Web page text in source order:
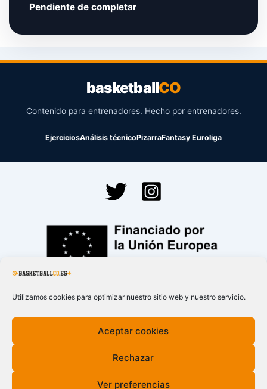
Utilizamos cookies para optimizar nuestro sitio web y nuestro servicio.
Aceptar cookies
Rechazar
Ver preferencias
Pendiente de completar
basketballCO
Contenido para entrenadores. Hecho por entrenadores.
EjerciciosAnálisis técnicoPizarraFantasy Euroliga
Financiado por la Unión Europea – NextGenerationEU